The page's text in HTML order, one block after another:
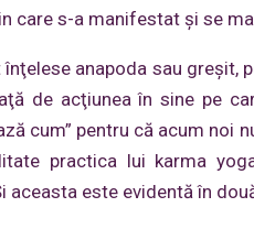
care s-a manifestat şi se
anapoda sau greşit,
de acţiunea în sine pe
cum” pentru că acum
practica lui karma
aceasta este evidentă în